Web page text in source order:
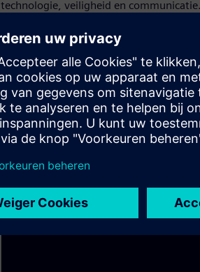
technologie, veiligheid en
eenvoudig uit.